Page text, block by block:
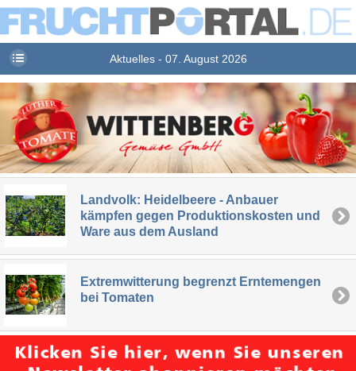
Aktuelles - 07. August 2026
Landvolk: Heidelbeere - Anbauer
kämpfen gegen Produktionskosten und
Ware aus dem Ausland
Extremwitterung begrenzt Erntemengen
bei Tomaten